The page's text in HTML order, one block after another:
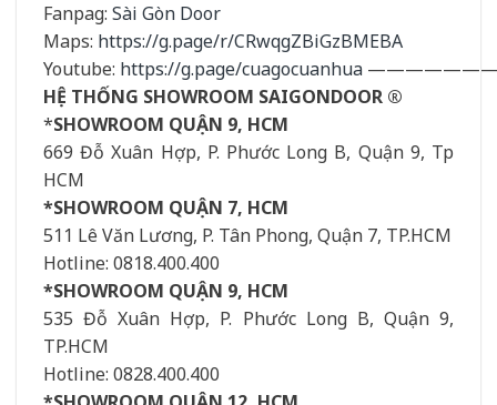
Fanpag: Sài Gòn Door
Maps: https://g.page/r/CRwqgZBiGzBMEBA
Youtube: https://g.page/cuagocuanhua
HỆ THỐNG SHOWROOM SAIGONDOOR ®
*SHOWROOM QUẬN 9, HCM
669 Đỗ Xuân Hợp, P. Phước Long B, Quận 9, Tp
HCM
*SHOWROOM QUẬN 7, HCM
511 Lê Văn Lương, P. Tân Phong, Quận 7, TP.HCM
Hotline: 0818.400.400
*SHOWROOM QUẬN 9, HCM
535 Đỗ Xuân Hợp, P. Phước Long B, Quận 9,
TP.HCM
Hotline: 0828.400.400